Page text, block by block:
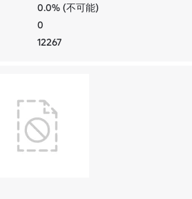
0.0% (不可能)
0
12267